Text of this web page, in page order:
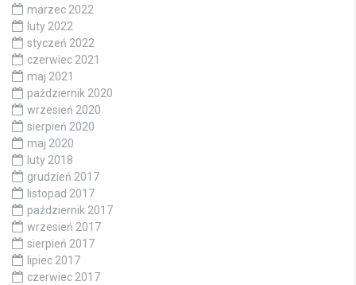
marzec 2022
luty 2022
styczeń 2022
czerwiec 2021
maj 2021
październik 2020
wrzesień 2020
sierpień 2020
maj 2020
luty 2018
grudzień 2017
listopad 2017
październik 2017
wrzesień 2017
sierpień 2017
lipiec 2017
czerwiec 2017